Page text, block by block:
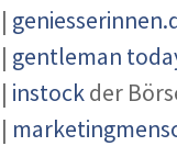
|
| gentleman
| instockder
|